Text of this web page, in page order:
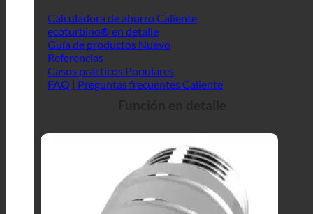
Calculadora de ahorro
ecoturbino® en detalle
Guía de productos
Referencias
Casos prácticos
FAQ | Preguntas frecuentes